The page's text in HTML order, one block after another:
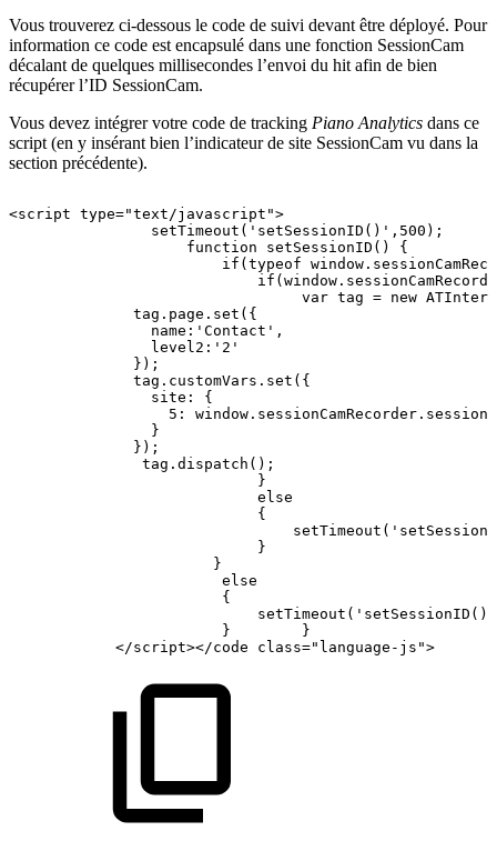
Vous trouverez ci-dessous le code de suivi devant être déployé. Pour
information ce code est encapsulé dans une fonction SessionCam
décalant de quelques millisecondes l’envoi du hit afin de bien
récupérer l’ID SessionCam.
Vous devez intégrer votre code de tracking Piano Analytics dans ce
script (en y insérant bien l’indicateur de site SessionCam vu dans la
section précédente).
<script type="text/javascript">
setTimeout('setSessionID()',500);
function
setSessionID()
{
if(typeof
var tag = new
tag.page.set({
name:'Contact',
level2:'2'
});
tag.customVars.set({
site:
{
5:
}
});
tag.dispatch();
}
else
{
}
}
else
{
}
}
</script></code
class="language-js">